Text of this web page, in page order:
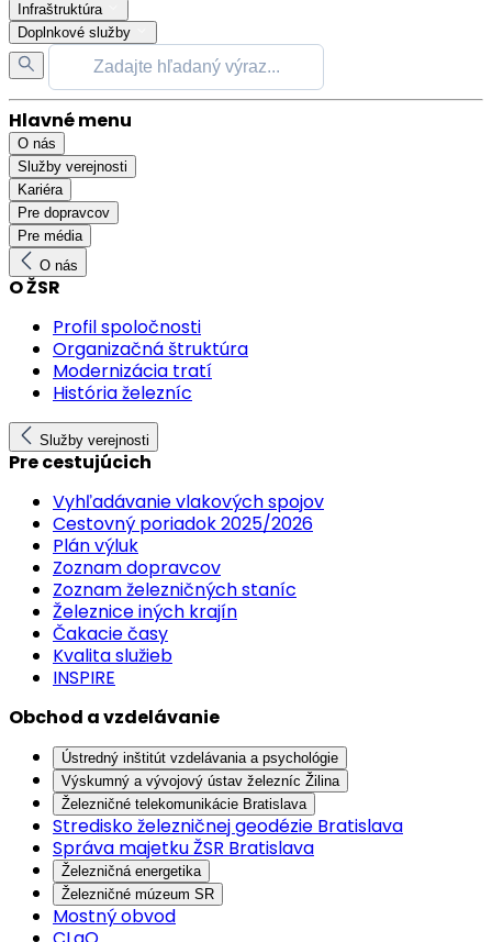
Infraštruktúra
Doplnkové služby
Hlavné menu
O nás
Služby verejnosti
Kariéra
Pre dopravcov
Pre média
O nás
O ŽSR
Profil spoločnosti
Organizačná štruktúra
Modernizácia tratí
História železníc
Služby verejnosti
Pre cestujúcich
Vyhľadávanie vlakových spojov
Cestovný poriadok 2025/2026
Plán výluk
Zoznam dopravcov
Zoznam železničných staníc
Železnice iných krajín
Čakacie časy
Kvalita služieb
INSPIRE
Obchod a vzdelávanie
Ústredný inštitút vzdelávania a psychológie
Výskumný a vývojový ústav železníc Žilina
Železničné telekomunikácie Bratislava
Stredisko železničnej geodézie Bratislava
Správa majetku ŽSR Bratislava
Železničná energetika
Železničné múzeum SR
Mostný obvod